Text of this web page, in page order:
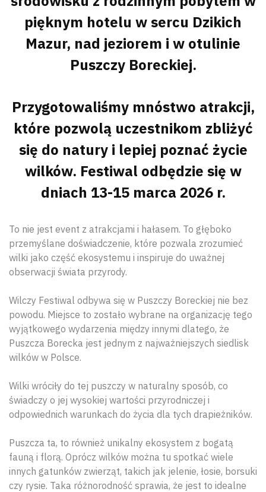
pięknym hotelu w sercu Dzikich
Mazur, nad jeziorem i w otulinie
Puszczy Boreckiej.
Przygotowaliśmy mnóstwo atrakcji,
które pozwolą uczestnikom zbliżyć
się do natury i lepiej poznać życie
wilków. Festiwal odbędzie się w
dniach 13-15 marca 2026 r.
To nie jest event z atrakcjami i hałasem. To głęboko
przemyślane doświadczenie, które pozwala zrozumieć
wilki jako część ekosystemu i inspiruje do uważnej
obserwacji świata przyrody.
Wilczy Festiwal odbywa się w Puszczy Boreckiej nie bez
powodu. Miejsce to zostało wybrane na organizację tego
wyjątkowego wydarzenia między innymi dlatego, że
Puszcza Borecka jest jednym z najważniejszych siedlisk
wilków w Polsce.
Wilki wróciły do tej puszczy w naturalny sposób, co
świadczy o jej wysokiej wartości przyrodniczej i
odpowiednich warunkach do życia dla tych drapieżników.
Puszcza ta, to również unikalny ekosystem z bogatą
fauną i florą. Oprócz wilków można tu spotkać wiele
innych gatunków zwierząt, takich jak jelenie, łosie, borsuki
czy rysie. Taka różnorodność sprawia, że jest to idealne